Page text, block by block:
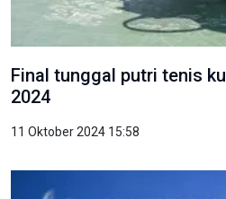
Final tunggal putri tenis
2024
11 Oktober 2024 15:58